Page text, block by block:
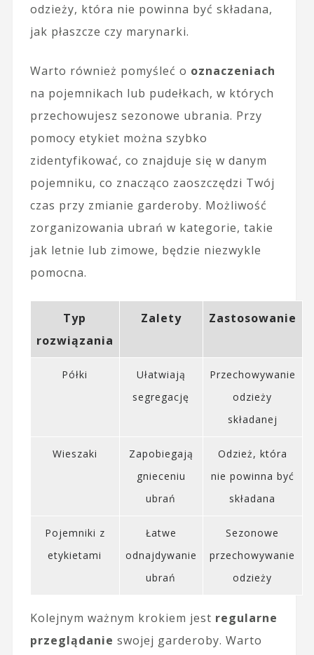
odzieży, która nie powinna być składana,
jak płaszcze czy marynarki.
Warto również pomyśleć o oznaczeniach
na pojemnikach lub pudełkach, w których
przechowujesz sezonowe ubrania. Przy
pomocy etykiet można szybko
zidentyfikować, co znajduje się w danym
pojemniku, co znacząco zaoszczędzi Twój
czas przy zmianie garderoby. Możliwość
zorganizowania ubrań w kategorie, takie
jak letnie lub zimowe, będzie niezwykle
pomocna.
Typ
rozwiązania
Zalety Zastosowanie
Półki
Ułatwiają
segregację
Przechowywanie
odzieży
składanej
Wieszaki
Zapobiegają
gnieceniu
ubrań
Odzież, która
nie powinna być
składana
Pojemniki z
etykietami
Łatwe
odnajdywanie
ubrań
Sezonowe
przechowywanie
odzieży
Kolejnym ważnym krokiem jest regularne
przeglądanie swojej garderoby. Warto